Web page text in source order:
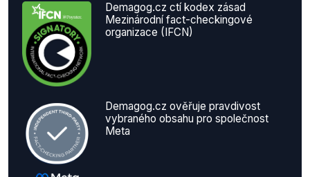
Demagog.cz ctí kodex zásad
Mezinárodní fact-checkingové
organizace (IFCN)
Demagog.cz ověřuje pravdivost
vybraného obsahu pro společnost
Meta